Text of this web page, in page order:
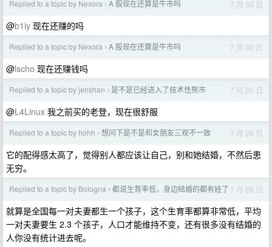
Replied to a topic by Nexora › A 股现在还算是牛市吗 7 月 30 日
@b1iy 现在还赚的吗
Replied to a topic by Nexora › A 股现在还算是牛市吗 7 月 30 日
@lscho 现在还赚钱吗
Replied to a topic by jenshan › 是不是已经进入了技术性熊市 7 月 30 日
@L4Linux 我之前买的老登，现在很舒服
Replied to a topic by hohh › 想问下是不是和女朋友三观不一致 7 月 29 日
它的配得感太高了，觉得别人都应该让自己，别和她结婚，不然后患
无穷。
Replied to a topic by Bologna › 都说生育率低，身边结婚的都有娃了 7 月 28 日
就算是全国每一对夫妻都生一个孩子，这个生育率都算非常低，平均
一对夫妻要生 2.3 个孩子，人口才能维持不变，还有很多没有结婚的
人你没有统计进去呢。